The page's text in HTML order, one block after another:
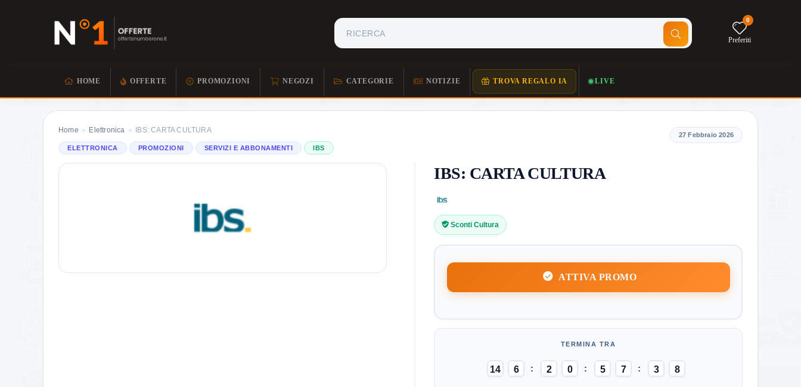
0
Preferiti
HOME OFFERTE PROMOZIONI NEGOZI CATEGORIE NOTIZIE TROVA REGALO IA LIVE
Home » Elettronica » IBS: CARTA CULTURA
ELETTRONICA PROMOZIONI SERVIZI E ABBONAMENTI IBS
IBS: CARTA CULTURA
Sconti Cultura
ATTIVA PROMO
14 6 2 0 5 7 3
7
27 Febbraio 2026